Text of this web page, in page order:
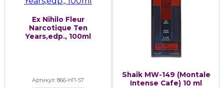
Ex Nihilo Fleur
Narcotique Ten
Years,edp., 100ml
Артикул: 866-НП-57
Shaik MW-149 (Montale
Intense Cafe) 10 ml